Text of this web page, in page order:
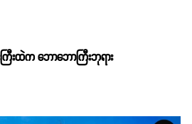
ြီးထဲက ဘောဘောကြီးဘုရား